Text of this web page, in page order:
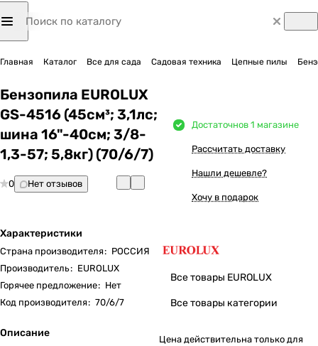
Главная Каталог Все для сада Садовая техника Цепные пилы
Бензопила EUROLUX
GS-4516 (45см³; 3,1лс;
шина 16"-40см; 3/8-
1,3-57; 5,8кг) (70/6/7)
0 Нет отзывов
Характеристики
Страна производителя: РОССИЯ
Производитель: EUROLUX
Горячее предложение: Нет
Код производителя: 70/6/7
Описание
Достаточнов 1 магазине
Рассчитать доставку
Нашли дешевле?
Хочу в подарок
Все товары EUROLUX
Все товары категории
Цена действительна только для